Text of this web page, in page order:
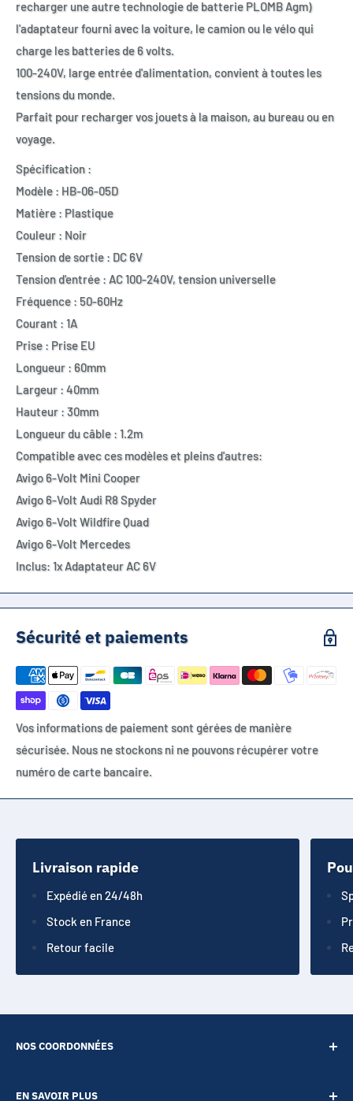
recharger une autre technologie de batterie PLOMB Agm)
l'adaptateur fourni avec la voiture, le camion ou le vélo qui
charge les batteries de 6 volts.
100-240V, large entrée d'alimentation, convient à toutes les
tensions du monde.
Parfait pour recharger vos jouets à la maison, au bureau ou en
voyage.
Spécification :
Modèle : HB-06-05D
Matière : Plastique
Couleur : Noir
Tension de sortie : DC 6V
Tension d'entrée : AC 100-240V, tension universelle
Fréquence : 50-60Hz
Courant : 1A
Prise : Prise EU
Longueur : 60mm
Largeur : 40mm
Hauteur : 30mm
Longueur du câble : 1.2m
Compatible avec ces modèles et pleins d'autres:
Avigo 6-Volt Mini Cooper
Avigo 6-Volt Audi R8 Spyder
Avigo 6-Volt Wildfire Quad
Avigo 6-Volt Mercedes
Inclus: 1x Adaptateur AC 6V
Sécurité et paiements
Vos informations de paiement sont gérées de manière
sécurisée. Nous ne stockons ni ne pouvons récupérer votre
numéro de carte bancaire.
Livraison rapide
Expédié en 24/48h
Stock en France
Retour facile
NOS COORDONNÉES
EN SAVOIR PLUS